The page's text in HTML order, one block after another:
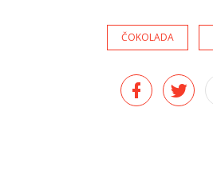
ČOKOLADA